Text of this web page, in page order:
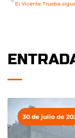
30 de julio de